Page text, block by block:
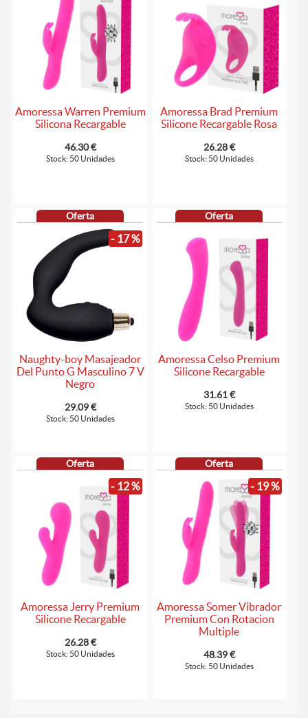
Amoressa Warren Premium
Silicona Recargable
46.30 €
Stock: 50 Unidades
Amoressa Brad Premium
Silicone Recargable Rosa
26.28 €
Stock: 50 Unidades
Oferta
- 17 %
Naughty-boy Masajeador
Del Punto G Masculino 7 V
Negro
29.09 €
Stock: 50 Unidades
Oferta
Amoressa Celso Premium
Silicone Recargable
31.61 €
Stock: 50 Unidades
Oferta
- 12 %
Amoressa Jerry Premium
Silicone Recargable
26.28 €
Stock: 50 Unidades
Oferta
- 19 %
Amoressa Somer Vibrador
Premium Con Rotacion
Multiple
48.39 €
Stock: 50 Unidades